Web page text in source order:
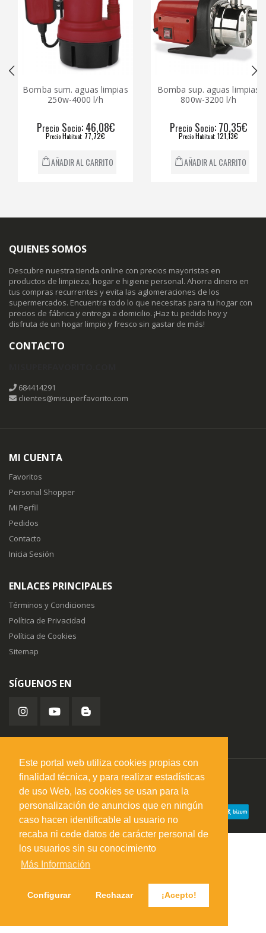
Este portal web utiliza cookies propias con
finalidad técnica, y para realizar estadísticas
de uso Web, las cookies se usan para la
personalización de anuncios que en ningún
caso hacen identificable al usuario no
recaba ni cede datos de carácter personal de
los usuarios sin su conocimiento
Más Información
Configurar Rechazar ¡Acepto!
Bomba sum. aguas limpias
250w-4000 l/h
recioS ocio: 46,08€
recioHabitual: 77,72€
AÑADIR AL CARRITO
Bomba sup. aguas limpias
800w-3200 l/h
recioS ocio: 70,35€
recioHabitual: 121,13€
AÑADIR AL CARRITO
QUIENES SOMOS
Descubre nuestra tienda online con precios mayoristas en
productos de limpieza, hogar e higiene personal. Ahorra dinero en
tus compras recurrentes y evita las aglomeraciones de los
supermercados. Encuentra todo lo que necesitas para tu hogar con
precios de fábrica y entrega a domicilio. ¡Haz tu pedido hoy y
disfruta de un hogar limpio y fresco sin gastar de más!
CONTACTO
684414291
clientes@misuperfavorito.com
MI CUENTA
Favoritos
Personal Shopper
Mi Perfil
Pedidos
Contacto
Inicia Sesión
ENLACES PRINCIPALES
Términos y Condiciones
Política de Privacidad
Política de Cookies
Sitemap
SÍGUENOS EN
misuperfavorito.com.
© 2026. Todos los derechos reservados.